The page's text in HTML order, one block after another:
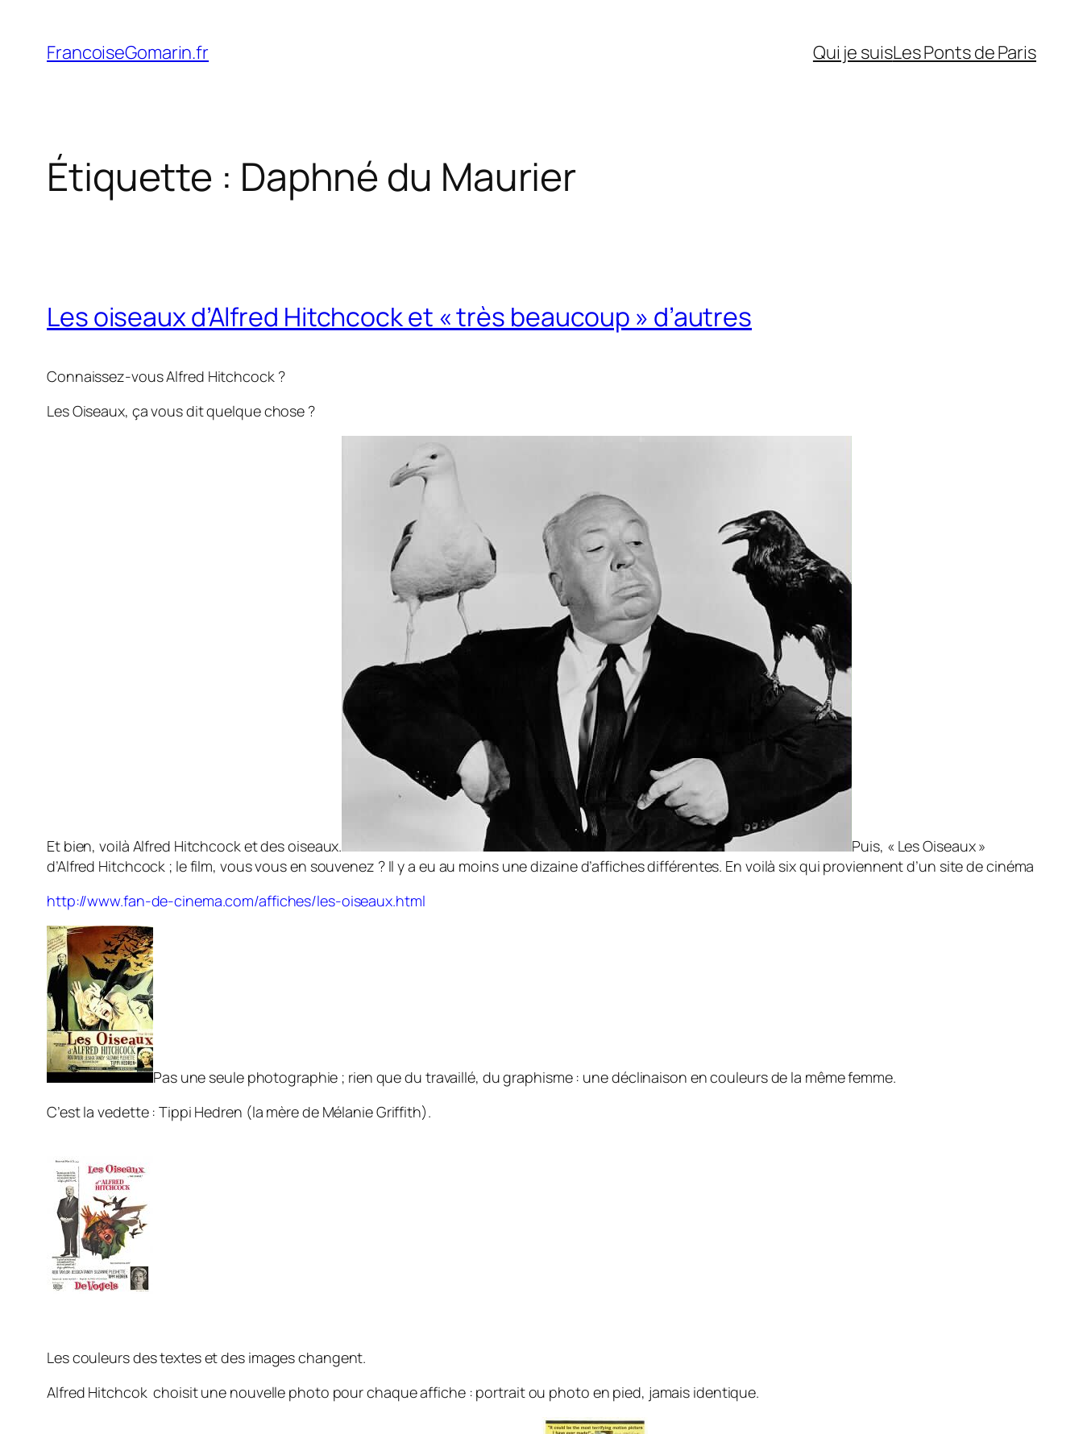
contenu
FrancoiseGomarin.fr Qui je suisLes Ponts de Paris
Étiquette : Daphné du Maurier
Les oiseaux d’Alfred Hitchcock et « très beaucoup » d’autres
Connaissez-vous Alfred Hitchcock ?
Les Oiseaux, ça vous dit quelque chose ?
Et bien, voilà Alfred Hitchcock et des oiseaux.
Puis, « Les Oiseaux »
d’Alfred Hitchcock ; le film, vous vous en souvenez ? Il y a eu au moins une dizaine d’affiches différentes. En voilà six qui proviennent d’un site de cinéma
http://www.fan-de-cinema.com/affiches/les-oiseaux.html
Pas une seule photographie ; rien que du travaillé, du graphisme : une déclinaison en couleurs de la même femme.
C’est la vedette : Tippi Hedren (la mère de Mélanie Griffith).
Les couleurs des textes et des images changent.
Alfred Hitchcok choisit une nouvelle photo pour chaque affiche : portrait ou photo en pied, jamais identique.